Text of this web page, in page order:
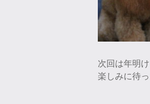
次回は年明
楽しみに待